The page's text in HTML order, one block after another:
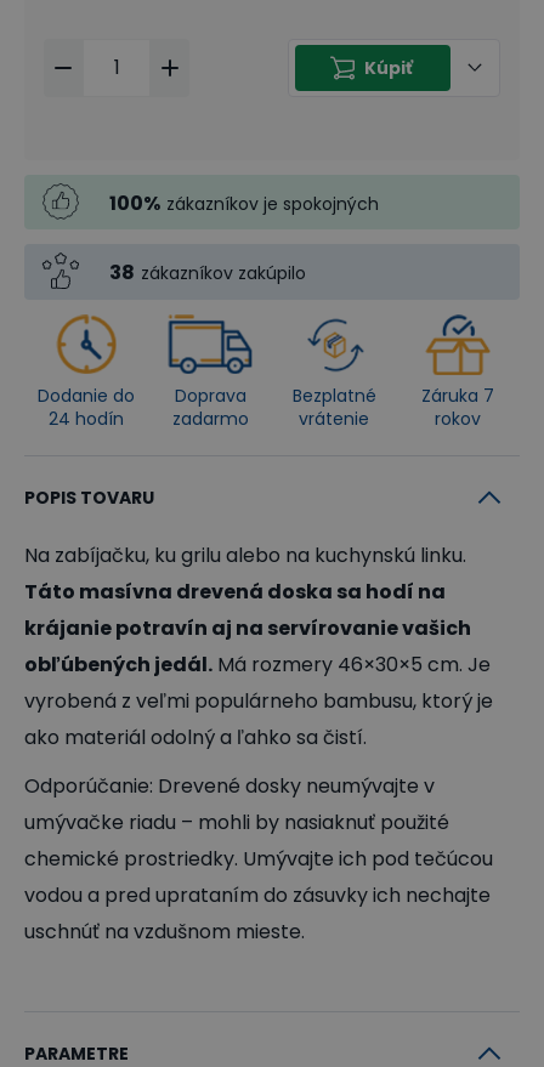
Kúpiť
100% zákazníkov je spokojných
38 zákazníkov zakúpilo
Dodanie do
24 hodín
Doprava
zadarmo
Bezplatné
vrátenie
Záruka 7
rokov
POPIS TOVARU
Na zabíjačku, ku grilu alebo na kuchynskú linku.
Táto masívna drevená doska sa hodí na
krájanie potravín aj na servírovanie vašich
obľúbených jedál. Má rozmery 46×30×5 cm. Je
vyrobená z veľmi populárneho bambusu, ktorý je
ako materiál odolný a ľahko sa čistí.
Odporúčanie: Drevené dosky neumývajte v
umývačke riadu – mohli by nasiaknuť použité
chemické prostriedky. Umývajte ich pod tečúcou
vodou a pred uprataním do zásuvky ich nechajte
uschnúť na vzdušnom mieste.
PARAMETRE